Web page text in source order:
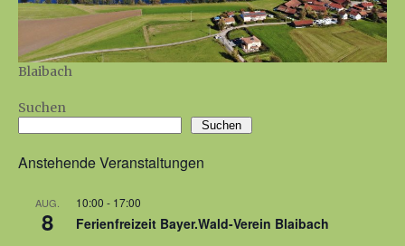
Blaibach
Suchen
Suchen
Anstehende Veranstaltungen
AUG.
8
10:00 - 17:00
Ferienfreizeit Bayer.Wald-Verein Blaibach